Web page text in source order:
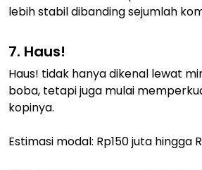
lebih stabil dibanding sejumlah
7. Haus!
Haus! tidak hanya dikenal lewat
boba, tetapi juga mulai
kopinya.
Estimasi modal: Rp150 juta hingga